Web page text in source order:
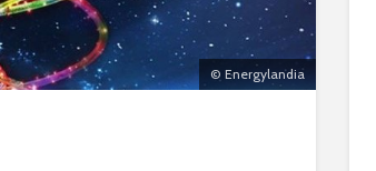
© Energylandia